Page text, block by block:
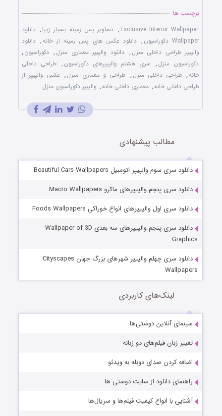
برچسب ها
Exclusive Interior Wallpaper
, تصاویر پس زمینه بسیار زیبا , دانلود
Wallpaper دکوراسیون
, دانلود عکس های پس زمینه از خانه, دانلود
والپیپر طراحی داخلی منزل , دانلود والپیپر معماری منزل , دکوراسیون ,
دکوراسیون منزل , سری هشتم والپیپرهای دکوراسیون , طراحی داخلی
خانه, طراحی داخلی منزل , طراحی و معماری منزل , عکس والپیپر از
طراحی داخلی خانه, معماری داخلی خانه, والپیپر دکوراسیون منزل
مطالب پیشنهادی
دانلود سری سوم والپیپر اتومبیل Beautiful Cars Wallpapers
دانلود سری پنجم والپیپرهای ماکرو Macro Wallpapers
دانلود سری اول والپیپرهای انواع خوراکی Foods Wallpapers
دانلود سری پنجم والپیپرهای سه بعدی Wallpaper of 3D
Graphics
دانلود سری چهلم والپیپر شهرهای بزرگ جهان Cityscapes
Wallpapers
لینک‌های کاربردی
سینمای آنلاین دوستی‌ها
تغییر زبان فیلم‌های دو زبانه
اضافه کردن صدای دوبله به ویدئو
راهنمای دانلود از سایت دوستی ها
آشنایی با انواع کیفیت فیلم‌ها و سریال‌ها